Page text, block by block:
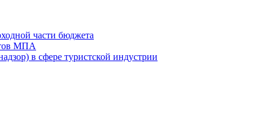
части бюджета
МПА
в сфере туристской индустрии